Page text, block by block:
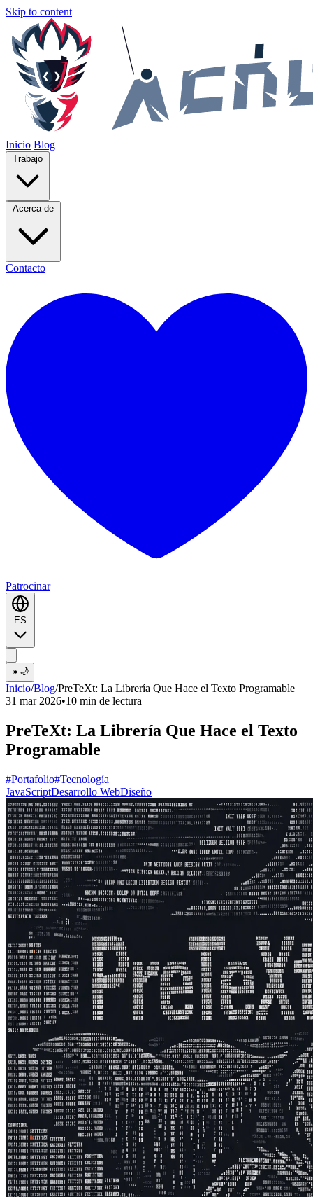
Skip to content
Inicio Blog
Contacto
Patrocinar
☀️🌙
Inicio/Blog/PreTeXt: La Librería Que Hace el Texto Programable
31 mar 2026•10 min de lectura
PreTeXt: La Librería Que Hace el Texto
Programable
#Portafolio#Tecnología
JavaScriptDesarrollo WebDiseño